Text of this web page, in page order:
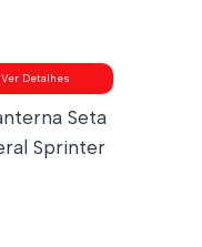
Ver Detalhes